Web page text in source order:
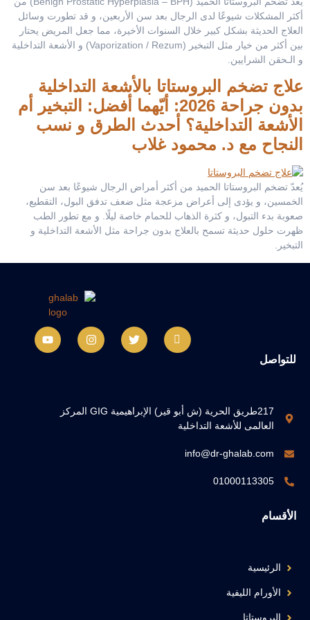
أكثر المشكلات شيوعًا لدى الرجال بعد سن الأربعين، و قد تطورت وسائل
العلاج الحديثة بشكل كبير خلال السنوات الأخيرة، مما جعل المريض يحتار
بين أكثر من خيار مثل التبخير (Vaporization / Rezum) و الأشعة التداخلية
و الـحقن الشرايين.
علاج تضخم البروستاتا بالأشعة التداخلية
بدون جراحة 2026: أيّهما أفضل: التبخير أم
الأشعة التداخلية؟ أحدث الطرق و نسب
النجاح مع د. محمود غلاب
يُعدّ تضخم البروستاتا الحميد من أكثر أمراض الرجال شيوعًا بعد سن
الخمسين، و يؤدى إلى أعراض مزعجة مثل ضعف تدفق البول، التقطيع،
صعوبة بدء التبول، و كثرة الذهاب للحمام خاصة ليلًا. و مع تطور الطب
ظهرت حلول حديثة تسمح بالعلاج بدون جراحة مثل الأشعة التداخلية و
التبخير.
للتواصل
217طريق الحرية (ش أبو قير) الإبراهيمية GIG المركز
العالمى للأشعة التداخلية
info@dr-ghalab.com
01000113305
الأقسام
الرئيسية
الأورام الليفية
البروستاتا